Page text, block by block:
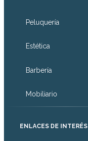
Peluquería
Estética
Barbería
Mobiliario
ENLACES DE INTERÉS